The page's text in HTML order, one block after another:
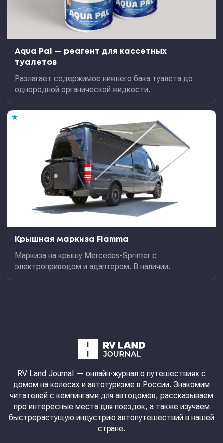
Aqua Pal — pеагент для кассетных
туалетов
Разлагает содержимое нижнего бака туалета до
однородной органической жидкости.
★
Крышная маркиза Fiamma
Маркиза на крышу Mercedes-Sprinter с
электроприводом и адаптером. В наличии.
RV Land Journal — онлайн-журнал о путешествиях с
домом на колесах и автотуризме в России. Знакомим
читателей с кемпингами для автодомов, рассказываем
про интересные места для поездок, а также изучаем
быстрорастущую индустрию автопутешествий в нашей
стране.